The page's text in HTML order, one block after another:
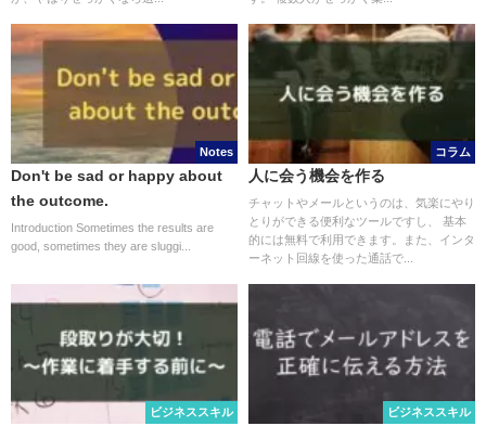
Notes
Don't be sad or happy about
the outcome.
Introduction Sometimes the results are
good, sometimes they are sluggi...
コラム
人に会う機会を作る
チャットやメールというのは、気楽にやり
とりができる便利なツールですし、 基本
的には無料で利用できます。また、インタ
ーネット回線を使った通話で...
ビジネススキル ビジネススキル